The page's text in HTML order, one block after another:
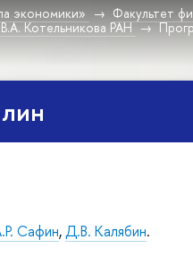
экономики» Факультет
Котельникова РАН
Сафин,Д.В. Калябин.